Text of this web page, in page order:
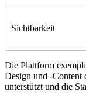
Sichtbarkeit
Die Plattform
Design und -Content
unterstützt und die